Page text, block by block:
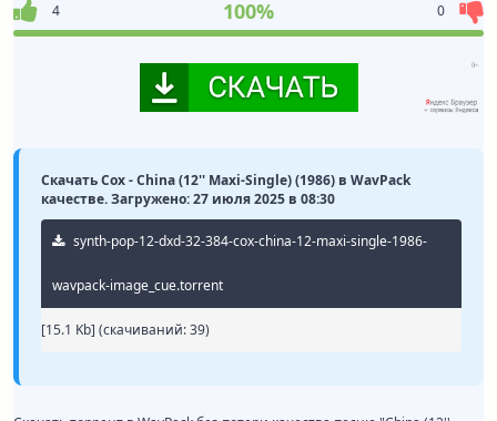
4 100% 0
Скачать Cox - China (12'' Maxi-Single) (1986) в WavPack
качестве. Загружено: 27 июля 2025 в 08:30
synth-pop-12-dxd-32-384-cox-china-12-maxi-single-1986-
wavpack-image_cue.torrent
[15.1 Kb] (cкачиваний: 39)